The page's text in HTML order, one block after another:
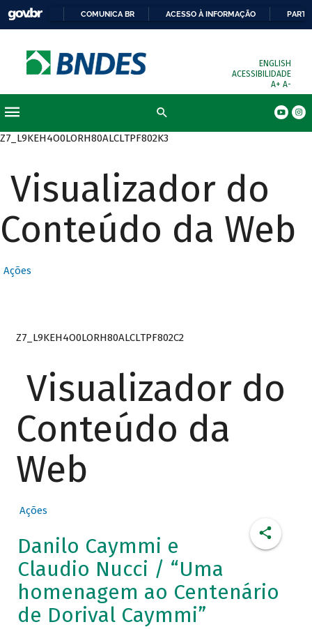
COMUNICA BR ACESSO À INFORMAÇÃO
ENGLISH
ACESSIBILIDADE
A+ A-
Z7_L9KEH4O0LORH80ALCLTPF802K3
Visualizador do
Conteúdo da Web
Ações
Z7_L9KEH4O0LORH80ALCLTPF802C2
Visualizador do
Conteúdo da
Web
Ações
Danilo Caymmi e
Claudio Nucci / “Uma
homenagem ao Centenário
de Dorival Caymmi”